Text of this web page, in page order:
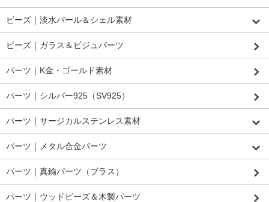
ビーズ｜淡水パール＆シェル素材
ビーズ｜ガラス＆ビジュパーツ
パーツ｜K金・ゴールド素材
パーツ｜シルバー925（SV925）
パーツ｜サージカルステンレス素材
パーツ｜メタル合金パーツ
パーツ｜真鍮パーツ（ブラス）
パーツ｜ウッドビーズ＆木製パーツ